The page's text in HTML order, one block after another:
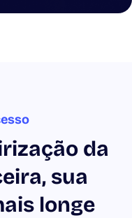
da
sua
longe